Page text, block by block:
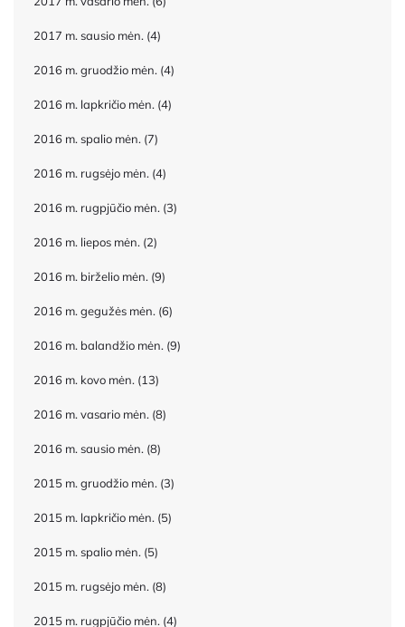
2017 m. sausio mėn. (4)
2016 m. gruodžio mėn. (4)
2016 m. lapkričio mėn. (4)
2016 m. spalio mėn. (7)
2016 m. rugsėjo mėn. (4)
2016 m. rugpjūčio mėn. (3)
2016 m. liepos mėn. (2)
2016 m. birželio mėn. (9)
2016 m. gegužės mėn. (6)
2016 m. balandžio mėn. (9)
2016 m. kovo mėn. (13)
2016 m. vasario mėn. (8)
2016 m. sausio mėn. (8)
2015 m. gruodžio mėn. (3)
2015 m. lapkričio mėn. (5)
2015 m. spalio mėn. (5)
2015 m. rugsėjo mėn. (8)
2015 m. rugpjūčio mėn. (4)